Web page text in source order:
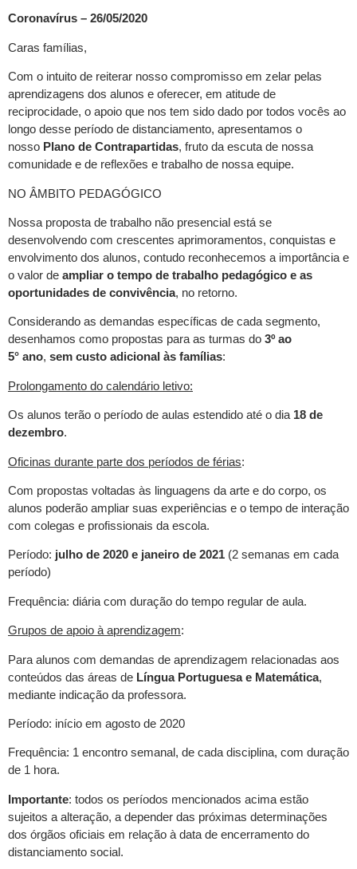
Coronavírus – 26/05/2020
Caras famílias,
Com o intuito de reiterar nosso compromisso em zelar pelas
aprendizagens dos alunos e oferecer, em atitude de
reciprocidade, o apoio que nos tem sido dado por todos vocês ao
longo desse período de distanciamento, apresentamos o
nosso Plano de Contrapartidas, fruto da escuta de nossa
comunidade e de reflexões e trabalho de nossa equipe.
NO ÂMBITO PEDAGÓGICO
Nossa proposta de trabalho não presencial está se
desenvolvendo com crescentes aprimoramentos, conquistas e
envolvimento dos alunos, contudo reconhecemos a importância e
o valor de ampliar o tempo de trabalho pedagógico e as
oportunidades de convivência, no retorno.
Considerando as demandas específicas de cada segmento,
desenhamos como propostas para as turmas do 3º ao
5° ano, sem custo adicional às famílias:
Prolongamento do calendário letivo:
Os alunos terão o período de aulas estendido até o dia 18 de
dezembro.
Oficinas durante parte dos períodos de férias:
Com propostas voltadas às linguagens da arte e do corpo, os
alunos poderão ampliar suas experiências e o tempo de interação
com colegas e profissionais da escola.
Período: julho de 2020 e janeiro de 2021 (2 semanas em cada
período)
Frequência: diária com duração do tempo regular de aula.
Grupos de apoio à aprendizagem:
Para alunos com demandas de aprendizagem relacionadas aos
conteúdos das áreas de Língua Portuguesa e Matemática,
mediante indicação da professora.
Período: início em agosto de 2020
Frequência: 1 encontro semanal, de cada disciplina, com duração
de 1 hora.
Importante: todos os períodos mencionados acima estão
sujeitos a alteração, a depender das próximas determinações
dos órgãos oficiais em relação à data de encerramento do
distanciamento social.